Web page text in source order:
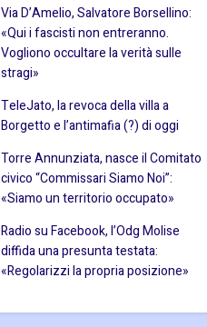
Via D’Amelio, Salvatore Borsellino:
«Qui i fascisti non entreranno.
Vogliono occultare la verità sulle
stragi»
TeleJato, la revoca della villa a
Borgetto e l’antimafia (?) di oggi
Torre Annunziata, nasce il Comitato
civico “Commissari Siamo Noi”:
«Siamo un territorio occupato»
Radio su Facebook, l’Odg Molise
diffida una presunta testata:
«Regolarizzi la propria posizione»